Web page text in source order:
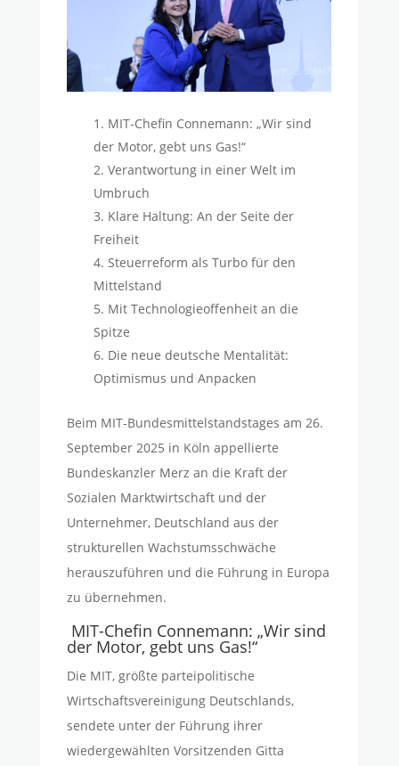
MIT-Chefin Connemann: „Wir sind
der Motor, gebt uns Gas!“
Verantwortung in einer Welt im
Umbruch
Klare Haltung: An der Seite der
Freiheit
Steuerreform als Turbo für den
Mittelstand
Mit Technologieoffenheit an die
Spitze
Die neue deutsche Mentalität:
Optimismus und Anpacken
Beim MIT-Bundesmittelstandstages am 26.
September 2025 in Köln appellierte
Bundeskanzler Merz an die Kraft der
Sozialen Marktwirtschaft und der
Unternehmer, Deutschland aus der
strukturellen Wachstumsschwäche
herauszuführen und die Führung in Europa
zu übernehmen.
MIT-Chefin Connemann: „Wir sind
der Motor, gebt uns Gas!“
Die MIT, größte parteipolitische
Wirtschaftsvereinigung Deutschlands,
sendete unter der Führung ihrer
wiedergewählten Vorsitzenden Gitta